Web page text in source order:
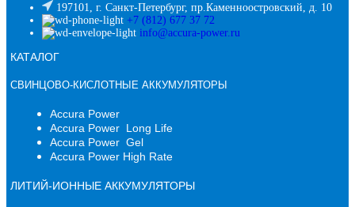
197101, г. Санкт-Петербург, пр.Каменноостровский, д. 10
+7 (812) 677 37 72
info@accura-power.ru
КАТАЛОГ
СВИНЦОВО-КИСЛОТНЫЕ АККУМУЛЯТОРЫ
Accura Power
Accura Power Long Life
Accura Power Gel
Accura Power High Rate
ЛИТИЙ-ИОННЫЕ АККУМУЛЯТОРЫ